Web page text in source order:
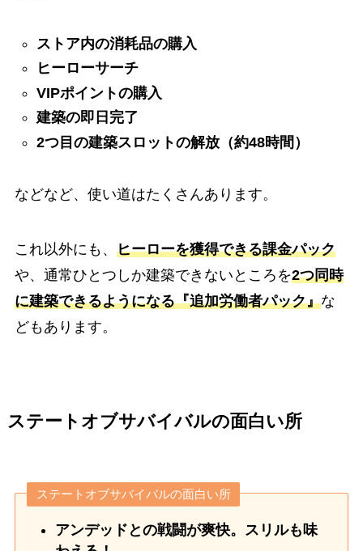
ストア内の消耗品の購入
ヒーローサーチ
VIPポイントの購入
建築の即日完了
2つ目の建築スロットの解放（約48時間）
などなど、使い道はたくさんあります。
これ以外にも、 ヒーローを獲得できる課金パック
や、通常ひとつしか建築できないところを2つ同時
に建築できるようになる『追加労働者パック』な
どもあります。
ステートオブサバイバルの面白い所
ステートオブサバイバルの面白い所
アンデッドとの戦闘が爽快。スリルも味